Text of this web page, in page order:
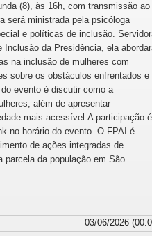
(8), às 16h, com transmissão ao
será ministrada pela psicóloga
e políticas de inclusão.
da Presidência, ela
na inclusão de mulheres com
sobre os obstáculos enfrentados e
evento é discutir como a
além de apresentar
mais acessível.A participação é
no horário do evento. O FPAI é
de ações integradas de
da população em São
03/06/2026